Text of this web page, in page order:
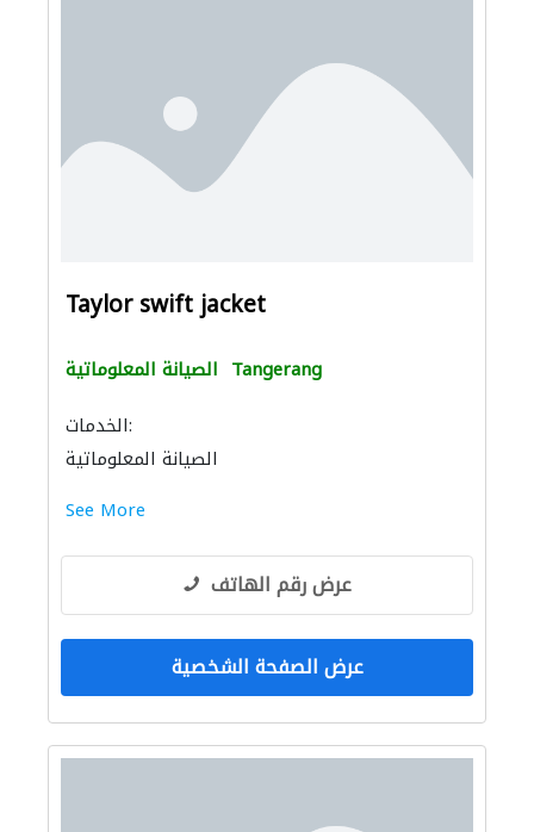
Taylor swift jacket
الصيانة المعلوماتية Tangerang
الخدمات:
الصيانة المعلوماتية
See More
عرض رقم الهاتف
عرض الصفحة الشخصية